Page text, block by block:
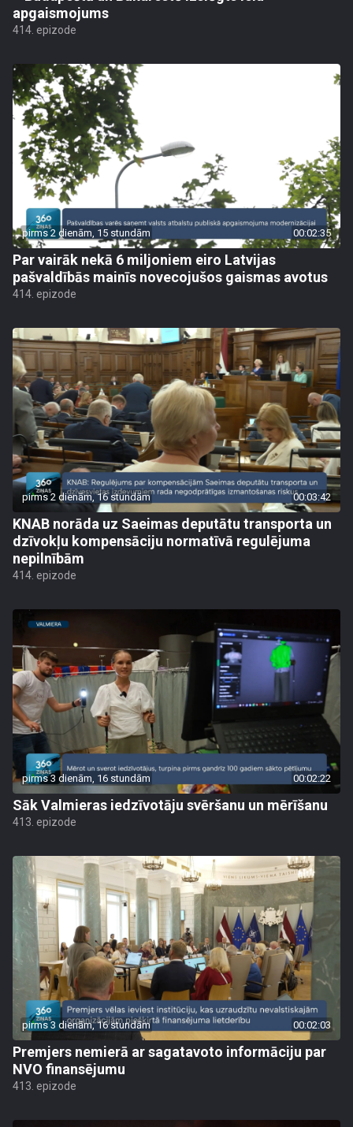
apgaismojums
414. epizode
pirms 2 dienām, 15 stundām 00:02:35
Par vairāk nekā 6 miljoniem eiro Latvijas
pašvaldībās mainīs novecojušos gaismas avotus
414. epizode
pirms 2 dienām, 16 stundām 00:03:42
KNAB norāda uz Saeimas deputātu transporta un
dzīvokļu kompensāciju normatīvā regulējuma
nepilnībām
414. epizode
pirms 3 dienām, 16 stundām 00:02:22
Sāk Valmieras iedzīvotāju svēršanu un mērīšanu
413. epizode
pirms 3 dienām, 16 stundām 00:02:03
Premjers nemierā ar sagatavoto informāciju par
NVO finansējumu
413. epizode